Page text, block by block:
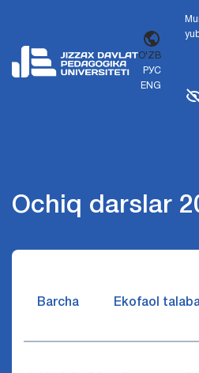
O'ZB
РУС
ENG
Ochiq darslar
Barcha Ekofaol